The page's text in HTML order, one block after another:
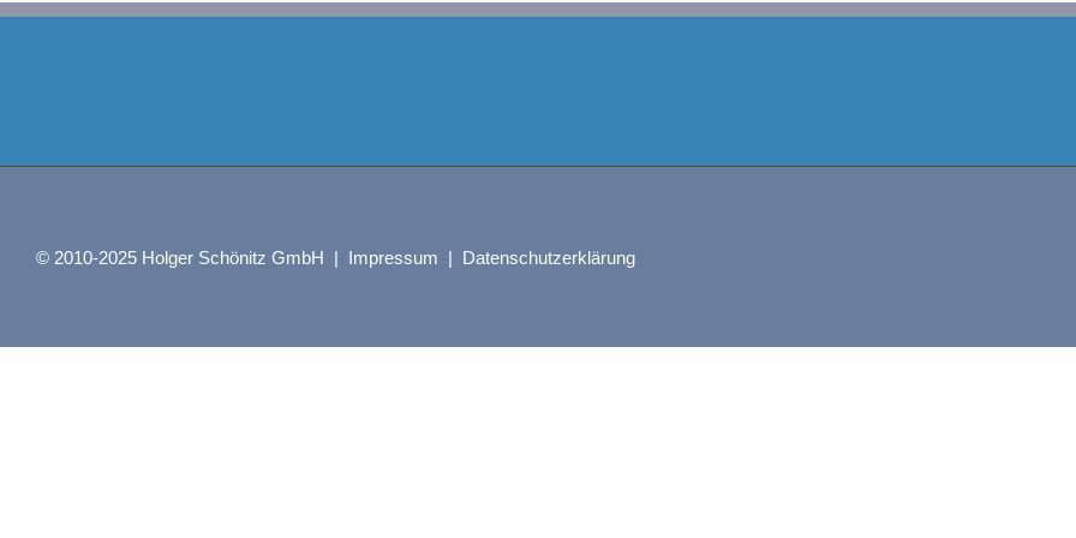
© 2010-2025 Holger Schönitz GmbH | Impressum | Datenschutzerklärung